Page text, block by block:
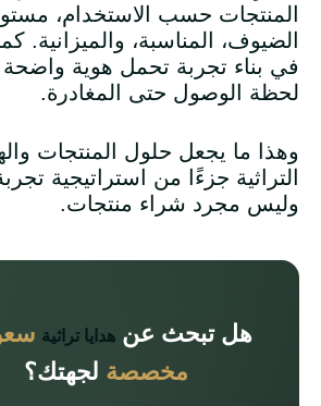
المنتجات حسب الاستخدام،
الضيوف، المناسبة، والميزانية.
في بناء تجربة تحمل هوية
لحظة الوصول حتى المغادرة.
وهذا ما يجعل حلول المنتجات
التراثية جزءًا من استراتيجية
وليس مجرد شراء منتجات.
هل تبحث عنهدايا تراثية
مخصصة لجهتك؟